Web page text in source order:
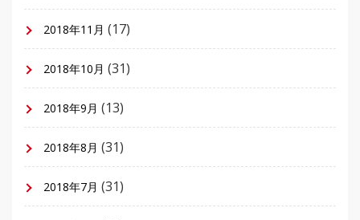
2018年11月 (17)
2018年10月 (31)
2018年9月 (13)
2018年8月 (31)
2018年7月 (31)